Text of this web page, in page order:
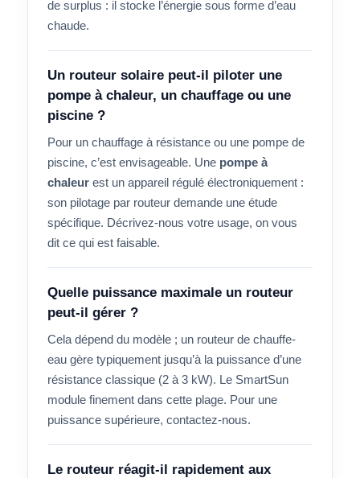
de surplus : il stocke l’énergie sous forme d’eau
chaude.
Un routeur solaire peut-il piloter une
pompe à chaleur, un chauffage ou une
piscine ?
Pour un chauffage à résistance ou une pompe de
piscine, c’est envisageable. Une pompe à
chaleur est un appareil régulé électroniquement :
son pilotage par routeur demande une étude
spécifique. Décrivez-nous votre usage, on vous
dit ce qui est faisable.
Quelle puissance maximale un routeur
peut-il gérer ?
Cela dépend du modèle ; un routeur de chauffe-
eau gère typiquement jusqu’à la puissance d’une
résistance classique (2 à 3 kW). Le SmartSun
module finement dans cette plage. Pour une
puissance supérieure, contactez-nous.
Le routeur réagit-il rapidement aux